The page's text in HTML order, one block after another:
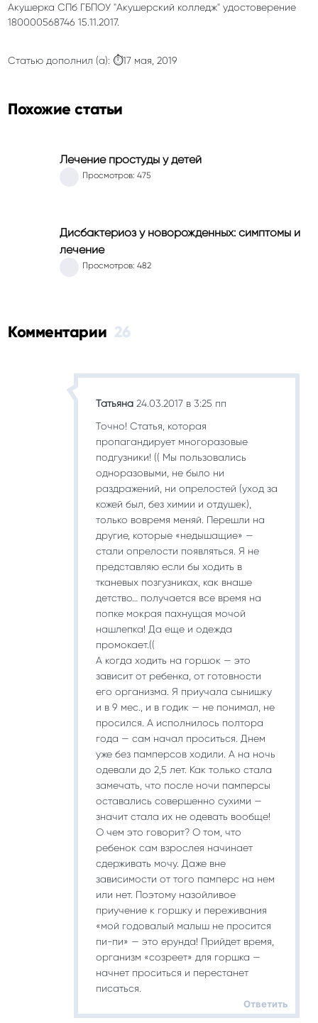
Акушерка СПб ГБПОУ "Акушерский колледж" удостоверение
180000568746 15.11.2017.
Статью дополнил (а): ⏱17 мая, 2019
Похожие статьи
Лечение простуды у детей
Просмотров: 475
Дисбактериоз у новорожденных: симптомы и
лечение
Просмотров: 482
Комментарии 26
Татьяна 24.03.2017 в 3:25 пп
Точно! Статья, которая
пропагандирует многоразовые
подгузники! (( Мы пользовались
одноразовыми, не было ни
раздражений, ни опрелостей (уход за
кожей был, без химии и отдушек),
только вовремя меняй. Перешли на
другие, которые «недышащие» —
стали опрелости появляться. Я не
представляю если бы ходить в
тканевых позгузниках, как внаше
детство… получается все время на
попке мокрая пахнущая мочой
нашлепка! Да еще и одежда
промокает.((
А когда ходить на горшок — это
зависит от ребенка, от готовности
его организма. Я приучала сынишку
и в 9 мес., и в годик — не понимал, не
просился. А исполнилось полтора
года — сам начал проситься. Днем
уже без памперсов ходили. А на ночь
одевали до 2,5 лет. Как только стала
замечать, что после ночи памперсы
оставались совершенно сухими —
значит стала их не одевать вообще!
О чем это говорит? О том, что
ребенок сам взрослея начинает
сдерживать мочу. Даже вне
зависимости от того памперс на нем
или нет. Поэтому назойливое
приучение к горшку и переживания
«мой годовалый малыш не просится
пи-пи» — это ерунда! Прийдет время,
организм «созреет» для горшка —
начнет проситься и перестанет
писаться.
Ответить